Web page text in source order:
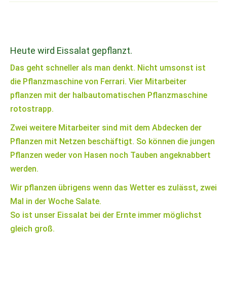
Heute wird Eissalat gepflanzt.
Das geht schneller als man denkt. Nicht umsonst ist
die Pflanzmaschine von Ferrari. Vier Mitarbeiter
pflanzen mit der halbautomatischen Pflanzmaschine
rotostrapp.
Zwei weitere Mitarbeiter sind mit dem Abdecken der
Pflanzen mit Netzen beschäftigt. So können die jungen
Pflanzen weder von Hasen noch Tauben angeknabbert
werden.
Wir pflanzen übrigens wenn das Wetter es zulässt, zwei
Mal in der Woche Salate.
So ist unser Eissalat bei der Ernte immer möglichst
gleich groß.